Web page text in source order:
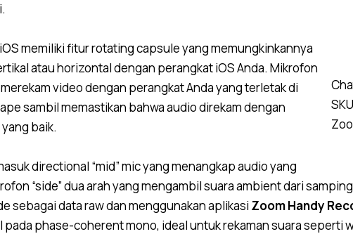
memiliki fitur rotating capsule yang memungkinkannya
atau horizontal dengan perangkat iOS Anda. Mikrofon
video dengan perangkat Anda yang terletak di
sambil memastikan bahwa audio direkam dengan
baik.
directional “mid” mic yang menangkap audio yang
“side” dua arah yang mengambil suara ambient dari
sebagai data raw dan menggunakan aplikasi Zoom Handy
phase-coherent mono, ideal untuk rekaman suara seperti